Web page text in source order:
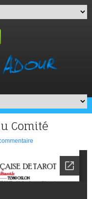
Comité